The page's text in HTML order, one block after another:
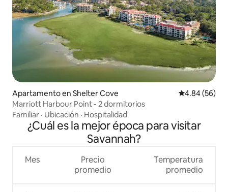
Apartamento en Shelter Cove Calificación
4.84 (56)
Marriott Harbour Point - 2 dormitorios
Familiar · Ubicación · Hospitalidad
¿Cuál es la mejor época para visitar
Savannah?
Mes
Precio
promedio
Temperatura
promedio